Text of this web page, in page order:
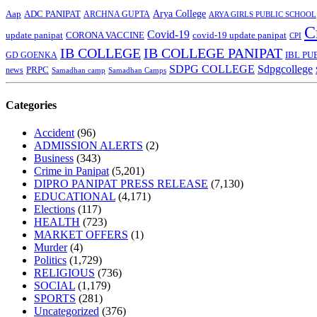
Aap ADC PANIPAT ARCHNA GUPTA Arya College ARYA GIRLS PUBLIC SCHOOL
update panipat CORONA VACCINE Covid-19 covid-19 update panipat CPI
GD GOENKA IB COLLEGEIB COLLEGE PANIPAT IBL
news PRPC Samadhan camp Samadhan Camps SDPG COLLEGE Sdpgcollege
Categories
Accident (96)
ADMISSION ALERTS (2)
Business (343)
Crime in Panipat (5,201)
DIPRO PANIPAT PRESS RELEASE (7,130)
EDUCATIONAL (4,171)
Elections (117)
HEALTH (723)
MARKET OFFERS (1)
Murder(4)
Politics (1,729)
RELIGIOUS (736)
SOCIAL (1,179)
SPORTS (281)
Uncategorized (376)